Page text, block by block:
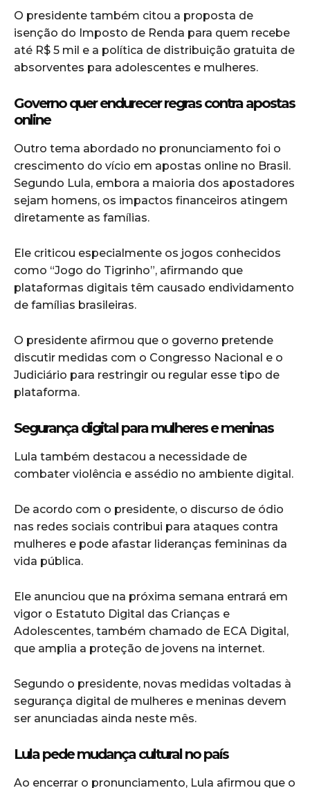
O presidente também citou a proposta de
isenção do Imposto de Renda para quem recebe
até R$ 5 mil e a política de distribuição gratuita de
absorventes para adolescentes e mulheres.
Governo quer endurecer regras contra apostas
online
Outro tema abordado no pronunciamento foi o
crescimento do vício em apostas online no Brasil.
Segundo Lula, embora a maioria dos apostadores
sejam homens, os impactos financeiros atingem
diretamente as famílias.
Ele criticou especialmente os jogos conhecidos
como “Jogo do Tigrinho”, afirmando que
plataformas digitais têm causado endividamento
de famílias brasileiras.
O presidente afirmou que o governo pretende
discutir medidas com o Congresso Nacional e o
Judiciário para restringir ou regular esse tipo de
plataforma.
Segurança digital para mulheres e meninas
Lula também destacou a necessidade de
combater violência e assédio no ambiente digital.
De acordo com o presidente, o discurso de ódio
nas redes sociais contribui para ataques contra
mulheres e pode afastar lideranças femininas da
vida pública.
Ele anunciou que na próxima semana entrará em
vigor o Estatuto Digital das Crianças e
Adolescentes, também chamado de ECA Digital,
que amplia a proteção de jovens na internet.
Segundo o presidente, novas medidas voltadas à
segurança digital de mulheres e meninas devem
ser anunciadas ainda neste mês.
Lula pede mudança cultural no país
Ao encerrar o pronunciamento, Lula afirmou que o